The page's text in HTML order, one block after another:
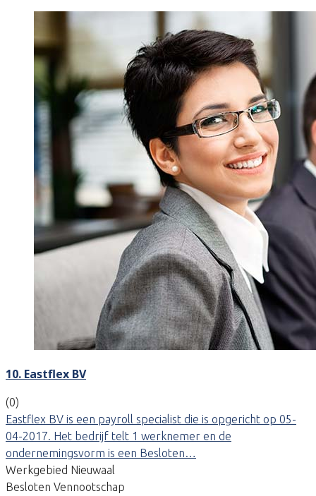
10. Eastflex BV
(0)
Eastflex BV is een payroll specialist die is opgericht op 05-
04-2017. Het bedrijf telt 1 werknemer en de
ondernemingsvorm is een Besloten…
Werkgebied Nieuwaal
Besloten Vennootschap